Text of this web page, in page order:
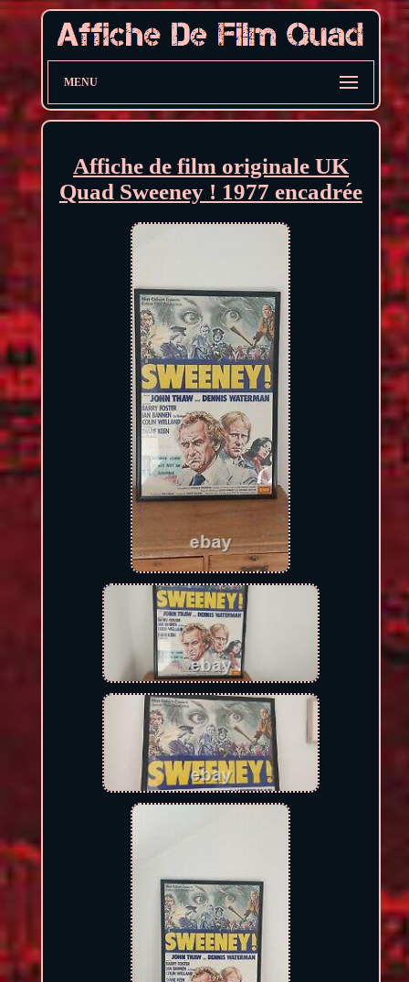
MENU
Affiche de film originale UK
Quad Sweeney ! 1977 encadrée